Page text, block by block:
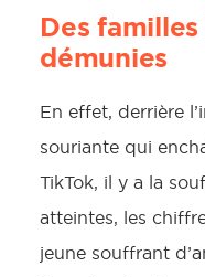
Des
démunies
En effet, derrière
souriante qui
TikTok, il y a la
atteintes, les
jeune souffrant